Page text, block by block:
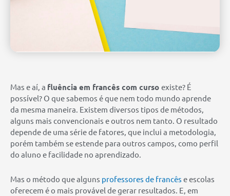
Mas e aí, a fluência em francês com curso existe? É
possível? O que sabemos é que nem todo mundo aprende
da mesma maneira. Existem diversos tipos de métodos,
alguns mais convencionais e outros nem tanto. O resultado
depende de uma série de fatores, que inclui a metodologia,
porém também se estende para outros campos, como perfil
do aluno e facilidade no aprendizado.
Mas o método que alguns professores de francês e escolas
oferecem é o mais provável de gerar resultados. E, em